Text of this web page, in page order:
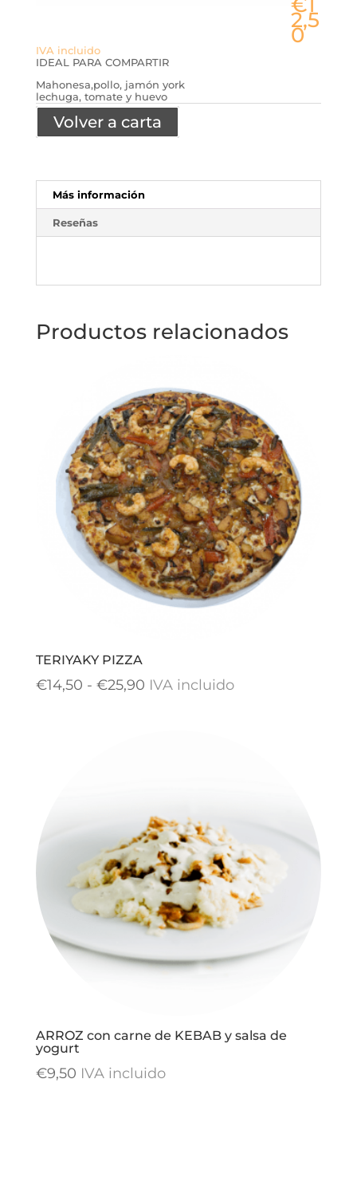
2,5
0
IVA incluido
IDEAL PARA COMPARTIR
Mahonesa,pollo, jamón york
lechuga, tomate y huevo
Volver a carta
Más información
Reseñas
Productos relacionados
TERIYAKY PIZZA
€14,50 - €25,90Rango
€25,90
IVA incluido
ARROZ con carne de KEBAB y salsa de
yogurt
€9,50 IVA incluido